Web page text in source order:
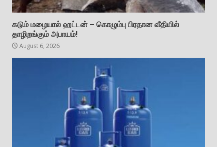
கடும் மழையால் ஹட்டன் – கொழும்பு பிரதான வீதியில்
தாழிறங்கும் அபாயம்!
August 6, 2026